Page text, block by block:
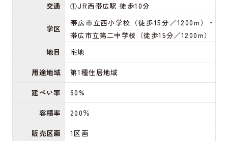
交通
①JR西帯広駅 徒歩10分
学区
帯広市立西小学校（徒歩15分／1200m）・
帯広市立第二中学校（徒歩15分／1200m）
地目
宅地
用途地域
第1種住居地域
建ぺい率
60%
容積率
200％
販売区画
1区画